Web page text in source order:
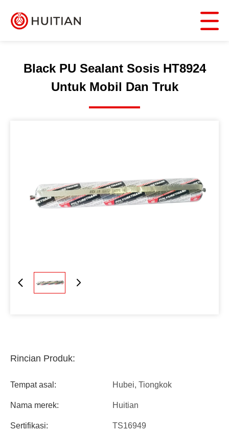
Black PU Sealant Sosis HT8924
Untuk Mobil Dan Truk
Rincian Produk:
Tempat asal: Hubei, Tiongkok
Nama merek: Huitian
Sertifikasi: TS16949